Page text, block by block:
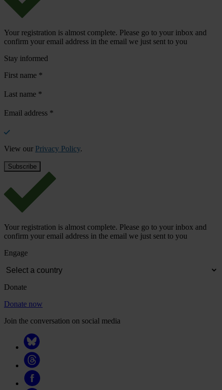
Your registration is almost complete. Please go to your inbox and
confirm your email address in the email we just sent to you
Stay informed
First name *
Last name *
Email address *
View our Privacy Policy.
Your registration is almost complete. Please go to your inbox and
confirm your email address in the email we just sent to you
Engage
Donate
Donate now
Join the conversation on social media